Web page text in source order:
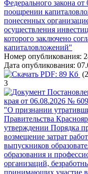
Федерального закона
поощрении
понесенных
осуществления
которого заключено
капиталовложений"
Номер опубликования:
Дата опубликования:
PDF: 89 Кб
3
края от 06.08.2026 №
"О признании
Правительства
утверждении Порядка
возмещение затрат
выпускников
образования и
организаций,
принимающих участие